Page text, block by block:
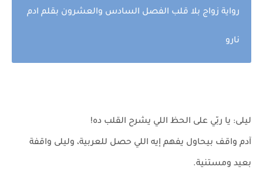
رواية زواج بلا قلب الفصل السادس والعشرون بقلم ادم
نارو
ليلى: يا ربّي على الحظ اللي يشرح القلب ده!
آدم واقف بيحاول يفهم إيه اللي حصل للعربية، وليلى واقفة
بعيد ومستنية.